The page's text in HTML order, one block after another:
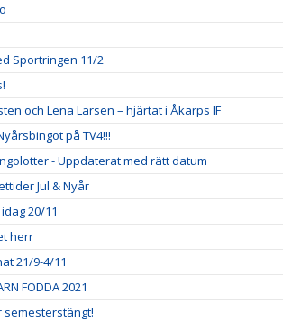
Sportringen 11/2
och Lena Larsen – hjärtat i Åkarps IF
på TV4!!!
- Uppdaterat med rätt datum
Jul & Nyår
20/11
herr
21/9-4/11
FÖDDA 2021
semesterstängt!